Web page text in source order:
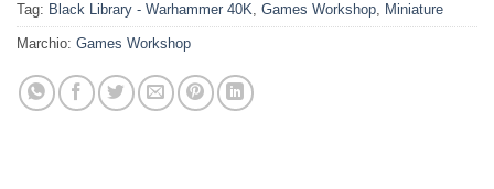
Tag: Black Library - Warhammer 40K, Games Workshop, Miniature
Marchio: Games Workshop